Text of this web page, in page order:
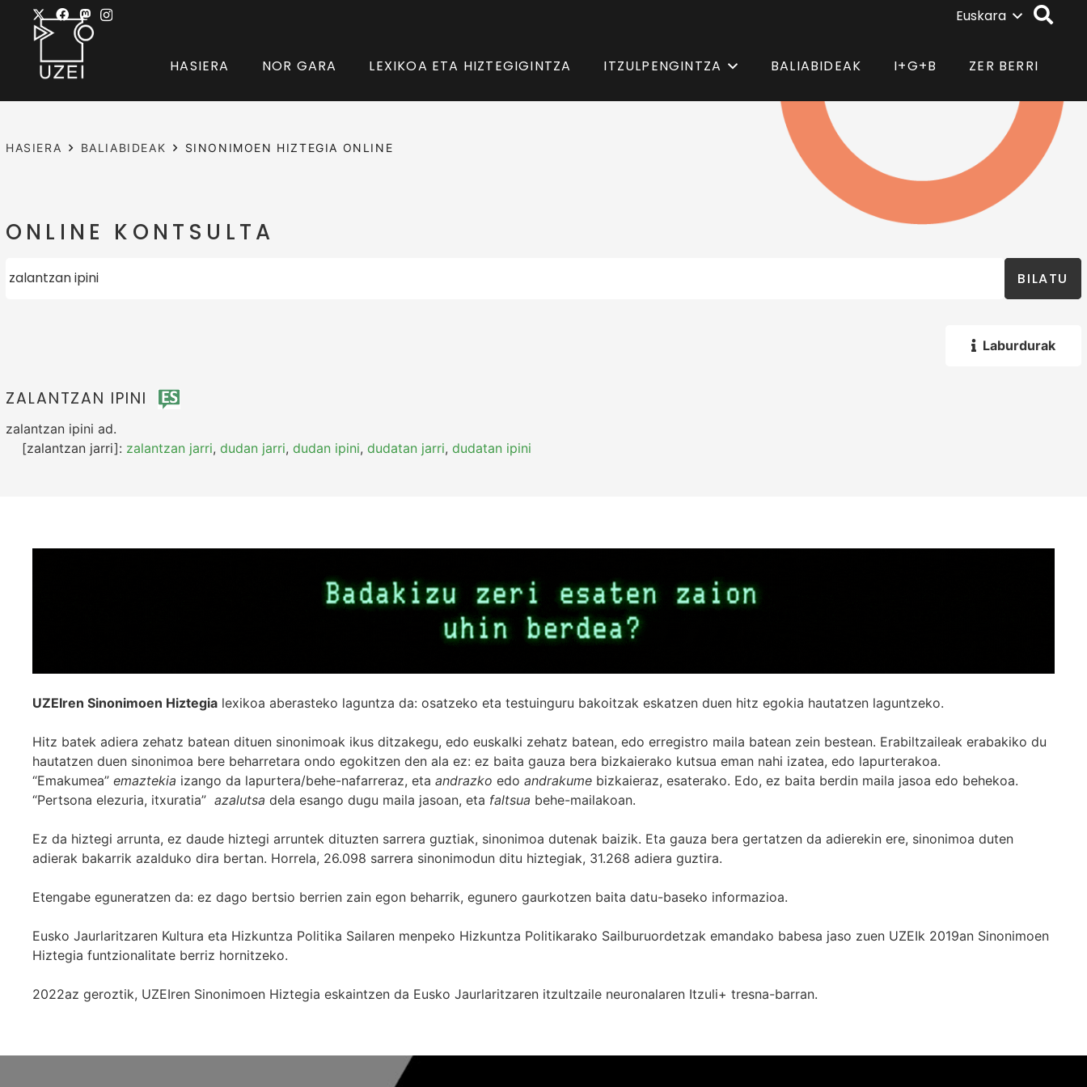
Euskara
HASIERA NOR GARA LEXIKOA ETA HIZTEGIGINTZA ITZULPENGINTZA BALIABIDEAK I+G+B ZER BERRI
HASIERA BALIABIDEAK SINONIMOEN HIZTEGIA ONLINE
ONLINE KONTSULTA
BILATU
Laburdurak
ZALANTZAN IPINI
zalantzan ipini ad.
[zalantzan jarri]: zalantzan jarri, dudan jarri, dudan ipini, dudatan jarri, dudatan ipini
UZEIren Sinonimoen Hiztegia lexikoa aberasteko laguntza da: osatzeko eta testuinguru bakoitzak eskatzen duen hitz egokia hautatzen laguntzeko.
Hitz batek adiera zehatz batean dituen sinonimoak ikus ditzakegu, edo euskalki zehatz batean, edo erregistro maila batean zein bestean. Erabiltzaileak erabakiko du
hautatzen duen sinonimoa bere beharretara ondo egokitzen den ala ez: ez baita gauza bera bizkaierako kutsua eman nahi izatea, edo lapurterakoa.
“Emakumea” emaztekia izango da lapurtera/behe-nafarreraz, eta andrazko edo andrakume bizkaieraz, esaterako. Edo, ez baita berdin maila jasoa edo behekoa.
“Pertsona elezuria, itxuratia” azalutsa dela esango dugu maila jasoan, eta faltsua behe-mailakoan.
Ez da hiztegi arrunta, ez daude hiztegi arruntek dituzten sarrera guztiak, sinonimoa dutenak baizik. Eta gauza bera gertatzen da adierekin ere, sinonimoa duten
adierak bakarrik azalduko dira bertan. Horrela, 26.098 sarrera sinonimodun ditu hiztegiak, 31.268 adiera guztira.
Etengabe eguneratzen da: ez dago bertsio berrien zain egon beharrik, egunero gaurkotzen baita datu-baseko informazioa.
Eusko Jaurlaritzaren Kultura eta Hizkuntza Politika Sailaren menpeko Hizkuntza Politikarako Sailburuordetzak emandako babesa jaso zuen UZEIk 2019an Sinonimoen
Hiztegia funtzionalitate berriz hornitzeko.
2022az geroztik, UZEIren Sinonimoen Hiztegia eskaintzen da Eusko Jaurlaritzaren itzultzaile neuronalaren Itzuli+ tresna-barran.